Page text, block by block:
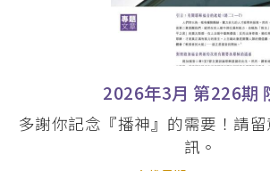
2026年3月 第226期
多謝你記念『播神』的需要！請
訊。